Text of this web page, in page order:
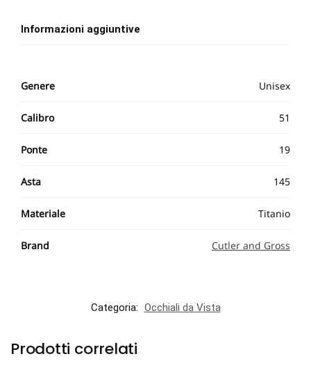
Informazioni aggiuntive
Genere Unisex
Calibro 51
Ponte 19
Asta 145
Materiale Titanio
Brand Cutler and Gross
Categoria: Occhiali da Vista
Prodotti correlati